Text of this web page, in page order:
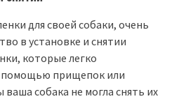
для своей собаки, очень
в установке и снятии
которые легко
помощью прищепок или
собака не могла снять их